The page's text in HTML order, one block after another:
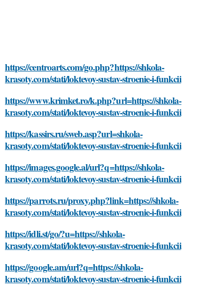
https://centroarts.com/go.php?https://shkola-
krasoty.com/stati/loktevoy-sustav-stroenie-i-funkcii
https://www.krimket.ro/k.php?url=https://shkola-
krasoty.com/stati/loktevoy-sustav-stroenie-i-funkcii
https://kassirs.ru/sweb.asp?url=shkola-
krasoty.com/stati/loktevoy-sustav-stroenie-i-funkcii
https://images.google.al/url?q=https://shkola-
krasoty.com/stati/loktevoy-sustav-stroenie-i-funkcii
https://parrots.ru/proxy.php?link=https://shkola-
krasoty.com/stati/loktevoy-sustav-stroenie-i-funkcii
https://idli.st/go/?u=https://shkola-
krasoty.com/stati/loktevoy-sustav-stroenie-i-funkcii
https://google.am/url?q=https://shkola-
krasoty.com/stati/loktevoy-sustav-stroenie-i-funkcii